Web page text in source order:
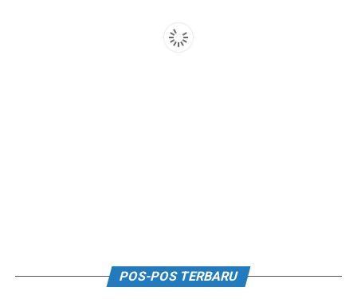
POS-POS TERBARU